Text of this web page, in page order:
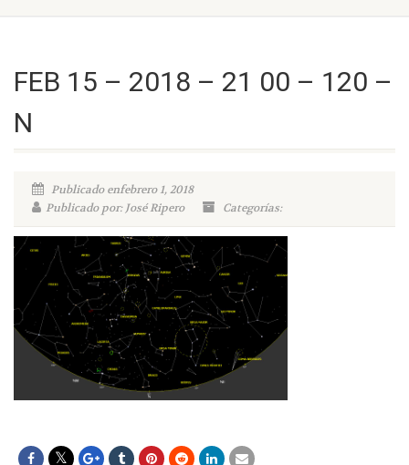
FEB 15 – 2018 – 21 00 – 120 –
N
Publicado enfebrero 1, 2018
Publicado por: José Ripero
Categorías: